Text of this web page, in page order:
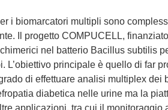
i biomarcatori multipli sono
Il progetto COMPUCELL,
nel batterio Bacillus subtilis
L’obiettivo principale è quello di far
di effettuare analisi multiplex dei
diabetica nelle urine ma la
applicazioni, tra cui il monitoraggio